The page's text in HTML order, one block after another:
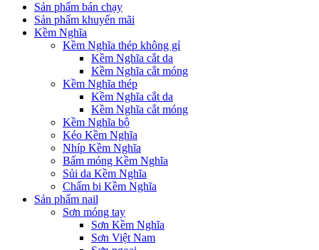
Sản phẩm bán chạy
Sản phẩm khuyến mãi
Kềm Nghĩa
Kềm Nghĩa thép không gỉ
Kềm Nghĩa cắt da
Kềm Nghĩa cắt móng
Kềm Nghĩa thép
Kềm Nghĩa cắt da
Kềm Nghĩa cắt móng
Kềm Nghĩa bộ
Kéo Kềm Nghĩa
Nhíp Kềm Nghĩa
Bấm móng Kềm Nghĩa
Sủi da Kềm Nghĩa
Chấm bi Kềm Nghĩa
Sản phẩm nail
Sơn móng tay
Sơn Kềm Nghĩa
Sơn Việt Nam